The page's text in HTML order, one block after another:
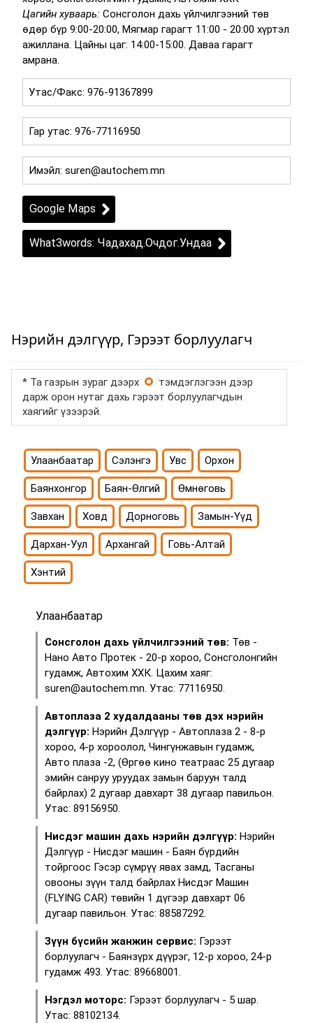
Цагийн хуваарь: Сонсголон дахь үйлчилгээний төв
өдөр бүр 9:00-20:00, Мягмар гарагт 11:00 - 20:00 хүртэл
ажиллана. Цайны цаг: 14:00-15:00. Даваа гарагт
амрана.
Google Maps
What3words: Чадахад.Очдог.Ундаа
Нэрийн дэлгүүр, Гэрээт борлуулагч
* Та газрын зураг дээрх
тэмдэглэгээн дээр
дарж орон нутаг дахь гэрээт борлуулагчдын
хаягийг үзээрэй.
Улаанбаатар Сэлэнгэ Увс Орхон
Баянхонгор Баян-Өлгий Өмнөговь
Завхан Ховд Дорноговь Замын-Үүд
Дархан-Уул Архангай Говь-Алтай
Хэнтий
Улаанбаатар
Сонсголон дахь үйлчилгээний төв: Төв -
Нано Авто Протек - 20-р хороо, Сонсголонгийн
гудамж, Автохим ХХК. Цахим хаяг:
suren@autochem.mn. Утас: 77116950.
Автоплаза 2 худалдааны төв дэх нэрийн
дэлгүүр: Нэрийн Дэлгүүр - Автоплаза 2 - 8-р
хороо, 4-р хороолол, Чингүнжавын гудамж,
Авто плаза -2, (Өргөө кино театраас 25 дугаар
эмийн санруу уруудах замын баруун талд
байрлах) 2 дугаар давхарт 38 дугаар павильон.
Утас: 89156950.
Нисдэг машин дахь нэрийн дэлгүүр: Нэрийн
Дэлгүүр - Нисдэг машин - Баян бүрдийн
тойргоос Гэсэр сүмрүү явах замд, Тасганы
овооны зүүн талд байрлах Нисдэг Машин
(FLYING CAR) төвийн 1 дүгээр давхарт 06
дугаар павильон. Утас: 88587292.
Зүүн бүсийн жанжин сервис: Гэрээт
борлуулагч - Баянзүрх дүүрэг, 12-р хороо, 24-р
гудамж 493. Утас: 89668001.
Нэгдэл моторс: Гэрээт борлуулагч - 5 шар.
Утас: 88102134.